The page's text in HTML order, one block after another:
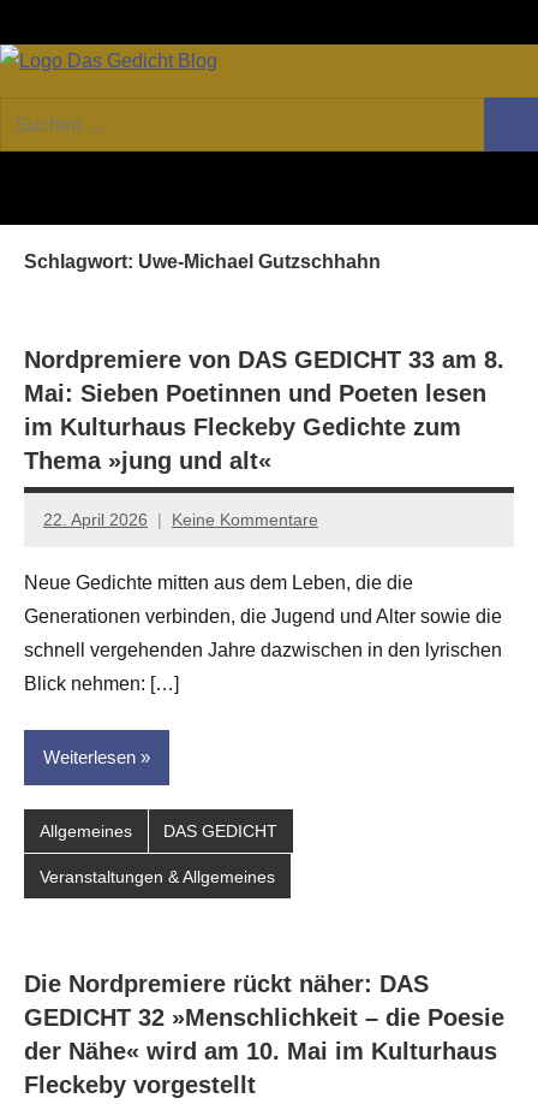
Inhalt
GEDICHT
Forum
von
und
Kritik
Suchen
nach:
Schlagwort: Uwe-Michael Gutzschhahn
Nordpremiere von DAS GEDICHT 33 am 8.
Mai: Sieben Poetinnen und Poeten lesen
im Kulturhaus Fleckeby Gedichte zum
Thema »jung und alt«
22. April 2026
Jan-
Hornauer
für
dasgedichtblog
Keine Kommentare
Neue Gedichte mitten aus dem Leben, die die
Generationen verbinden, die Jugend und Alter sowie die
schnell vergehenden Jahre dazwischen in den lyrischen
Blick nehmen: […]
Weiterlesen
Allgemeines DAS GEDICHT
Veranstaltungen & Allgemeines
Die Nordpremiere rückt näher: DAS
GEDICHT 32 »Menschlichkeit – die Poesie
der Nähe« wird am 10. Mai im Kulturhaus
Fleckeby vorgestellt